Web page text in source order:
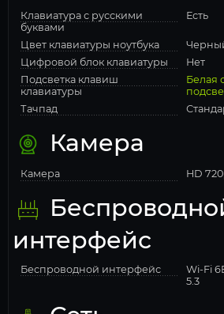
Клавиатура с русскими
буквами
Есть
Цвет клавиатуры ноутбука
Цифровой блок клавиатуры
Нет
Подсветка клавиш
клавиатуры
Белая
Тачпад
Камера
Камера HD
интерфейс
Беспроводной интерфейс
Wi-Fi
5.3